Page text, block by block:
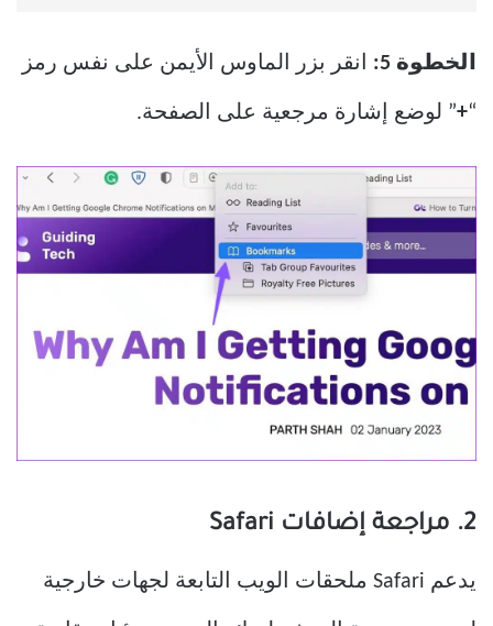
الخطوة 5: انقر بزر الماوس الأيمن على نفس رمز
“
+” لوضع إشارة مرجعية على الصفحة.
2. مراجعة إضافات Safari
يدعم Safari ملحقات الويب التابعة لجهات خارجية